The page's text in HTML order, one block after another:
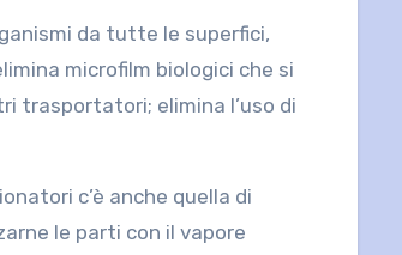
da tutte le superfici,
microfilm biologici che si
trasportatori; elimina l’uso di
c’è anche quella di
le parti con il vapore